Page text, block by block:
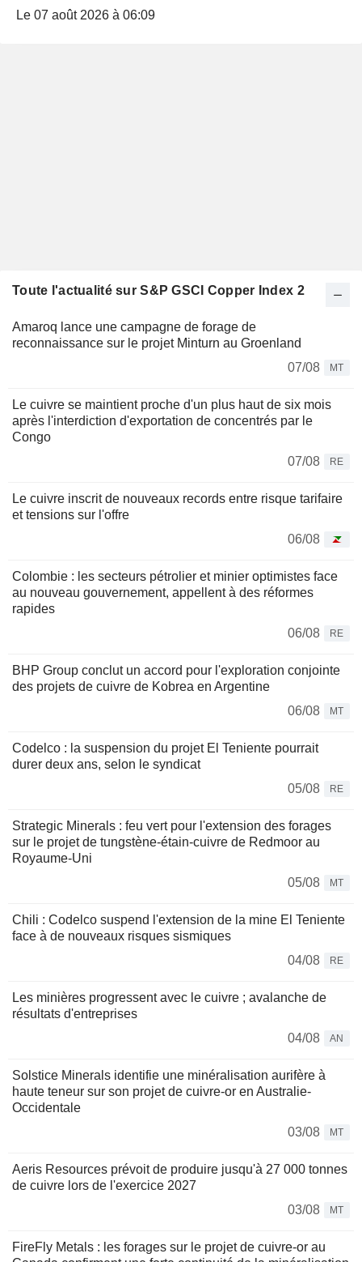
concentrés par le Congo
Le 07 août 2026 à 06:09
Toute l'actualité sur S&P GSCI Copper Index 2
Amaroq lance une campagne de forage de
reconnaissance sur le projet Minturn au Groenland
07/08
MT
Le cuivre se maintient proche d'un plus haut de six mois
après l'interdiction d'exportation de concentrés par le
Congo
07/08
RE
Le cuivre inscrit de nouveaux records entre risque tarifaire
et tensions sur l'offre
06/08
Colombie : les secteurs pétrolier et minier optimistes face
au nouveau gouvernement, appellent à des réformes
rapides
06/08
RE
BHP Group conclut un accord pour l'exploration conjointe
des projets de cuivre de Kobrea en Argentine
06/08
MT
Codelco : la suspension du projet El Teniente pourrait
durer deux ans, selon le syndicat
05/08
RE
Strategic Minerals : feu vert pour l'extension des forages
sur le projet de tungstène-étain-cuivre de Redmoor au
Royaume-Uni
05/08
MT
Chili : Codelco suspend l'extension de la mine El Teniente
face à de nouveaux risques sismiques
04/08
RE
Les minières progressent avec le cuivre ; avalanche de
résultats d'entreprises
04/08
AN
Solstice Minerals identifie une minéralisation aurifère à
haute teneur sur son projet de cuivre-or en Australie-
Occidentale
03/08
MT
Aeris Resources prévoit de produire jusqu'à 27 000 tonnes
de cuivre lors de l'exercice 2027
03/08
MT
FireFly Metals : les forages sur le projet de cuivre-or au